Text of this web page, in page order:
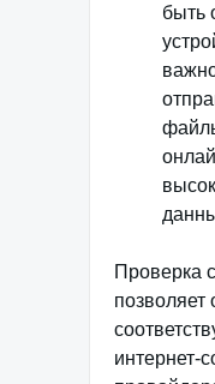
быть
Проверка
позволяет
интернет-